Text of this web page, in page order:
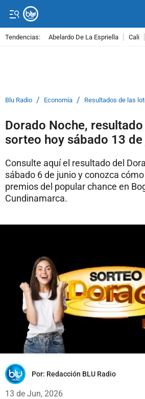
Tendencias: Abelardo De La Espriella Cali
Blu Radio / Economía / Resultados de las
Dorado Noche,
sorteo hoy sábado 13
Consulte aquí el resultado del
sábado 6 de junio y conozca
premios del popular chance en
Cundinamarca.
Por: Redacción BLU Radio
13 de Jun, 2026